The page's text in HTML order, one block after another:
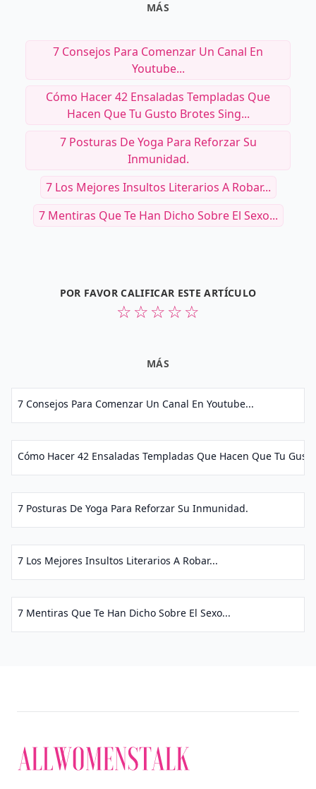
MÁS
7 Consejos Para Comenzar Un Canal En
Youtube...
Cómo Hacer 42 Ensaladas Templadas Que
Hacen Que Tu Gusto Brotes Sing...
7 Posturas De Yoga Para Reforzar Su
Inmunidad.
7 Los Mejores Insultos Literarios A Robar...
7 Mentiras Que Te Han Dicho Sobre El Sexo...
POR FAVOR CALIFICAR ESTE ARTÍCULO
☆
☆
☆
☆
☆
MÁS
7 Consejos Para Comenzar Un Canal En Youtube...
Cómo Hacer 42 Ensaladas Templadas Que Hacen Que Tu
7 Posturas De Yoga Para Reforzar Su Inmunidad.
7 Los Mejores Insultos Literarios A Robar...
7 Mentiras Que Te Han Dicho Sobre El Sexo...